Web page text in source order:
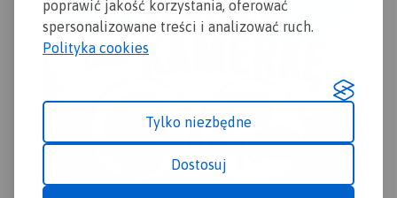
poprawić jakość korzystania, oferować
spersonalizowane treści i analizować ruch.
Polityka cookies
Tylko niezbędne
Dostosuj
Jezioro Blizno na południu
oraz Pogorzelec na
wschodzie.
Jest to region o wyjątkowo
wzniesienia porozdzielane